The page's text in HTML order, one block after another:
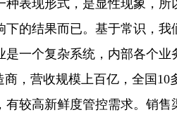
表现形式，是显性现象，
的结果而已。基于常识，我
一个复杂系统，内部各个业
，营收规模上百亿，全国10
较高新鲜度管控需求。销